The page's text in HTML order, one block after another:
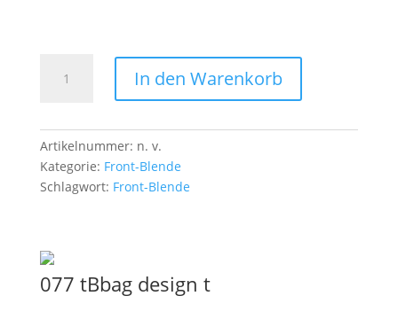
Blende
Helm
2
w
In den Warenkorb
Artikelnummer: n. v.
Kategorie: Front-Blende
Schlagwort: Front-Blende
077 tBbag design t